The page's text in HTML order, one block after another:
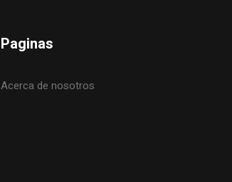
Paginas
Acerca de nosotros